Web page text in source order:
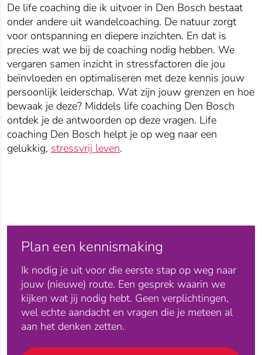
De life coaching die ik uitvoer in Den Bosch bestaat
onder andere uit wandelcoaching. De natuur zorgt
voor ontspanning en diepere inzichten. En dat is
precies wat we bij de coaching nodig hebben. We
vergaren samen inzicht in stressfactoren die jou
beïnvloeden en optimaliseren met deze kennis jouw
persoonlijk leiderschap. Wat zijn jouw grenzen en hoe
bewaak je deze? Middels life coaching Den Bosch
ontdek je de antwoorden op deze vragen. Life
coaching Den Bosch helpt je op weg naar een
gelukkig, stressvrij leven.
Plan een kennismaking
Ik nodig je uit voor die eerste stap op weg naar
jouw (nieuwe) route. Een gesprek waarin we
kijken wat jij nodig hebt. Geen verplichtingen,
wel echte aandacht en vragen die je meteen al
aan het denken zetten.